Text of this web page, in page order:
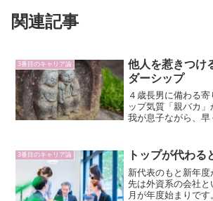
関連記事
3番目のキャリア論
他人を惹きつけ
ダーシップ
４歳長男に備わる
ップ気質「親バカ」
我が息子ながら、
掛け、保育士さん
を通じて薄々感じ
3番目のキャリア論 トップが代わる
新代表のもと新年
先は外資系の会社
月が年度始まりです